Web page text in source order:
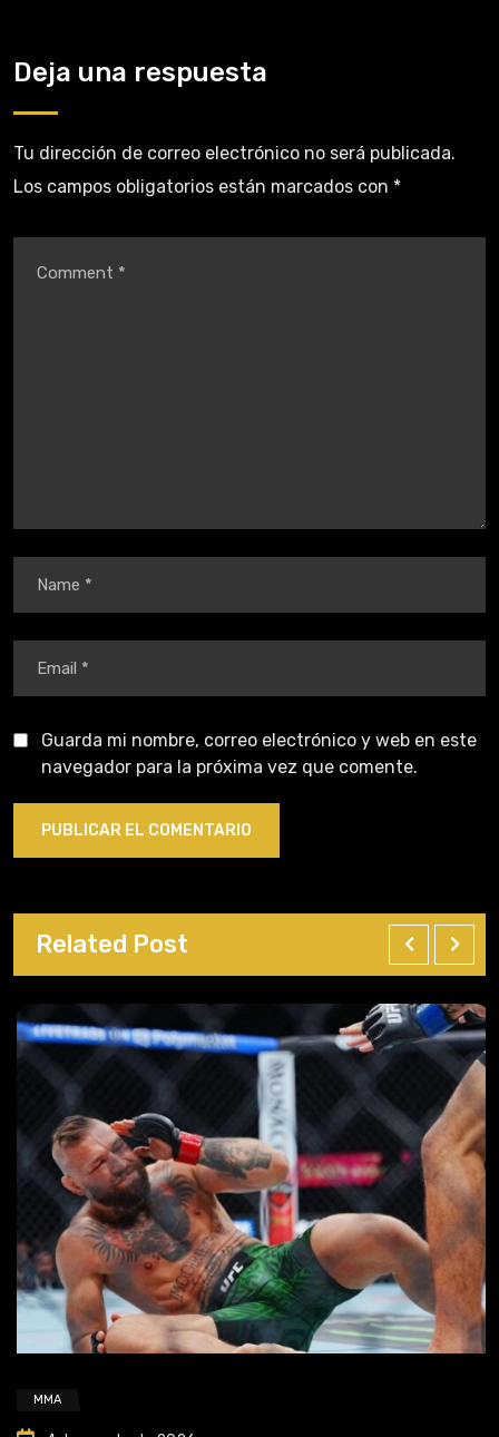
Deja una respuesta
Tu dirección de correo electrónico no será publicada.
Los campos obligatorios están marcados con *
Guarda mi nombre, correo electrónico y web en este
navegador para la próxima vez que comente.
Related Post
MMA